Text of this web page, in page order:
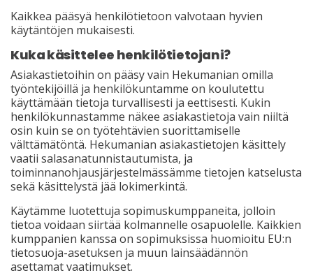
Kaikkea pääsyä henkilötietoon valvotaan hyvien
käytäntöjen mukaisesti.
Kuka käsittelee henkilötietojani?
Asiakastietoihin on pääsy vain Hekumanian omilla
työntekijöillä ja henkilökuntamme on koulutettu
käyttämään tietoja turvallisesti ja eettisesti. Kukin
henkilökunnastamme näkee asiakastietoja vain niiltä
osin kuin se on työtehtävien suorittamiselle
välttämätöntä. Hekumanian asiakastietojen käsittely
vaatii salasanatunnistautumista, ja
toiminnanohjausjärjestelmässämme tietojen katselusta
sekä käsittelystä jää lokimerkintä.
Käytämme luotettuja sopimuskumppaneita, jolloin
tietoa voidaan siirtää kolmannelle osapuolelle. Kaikkien
kumppanien kanssa on sopimuksissa huomioitu EU:n
tietosuoja-asetuksen ja muun lainsäädännön
asettamat vaatimukset.